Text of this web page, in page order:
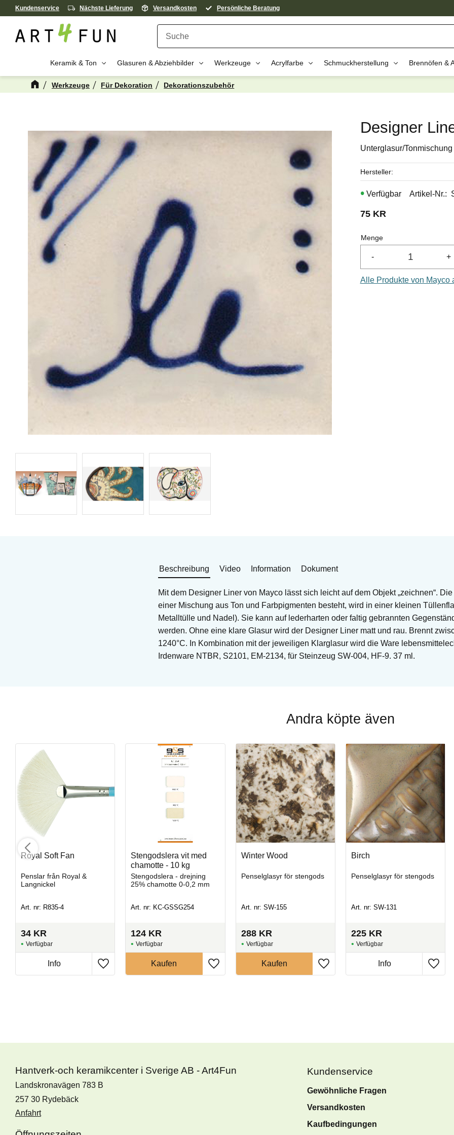
Kundenservice Nächste Lieferung Versandkosten Persönliche Beratung
Keramik & Ton Glasuren & Abziehbilder Werkzeuge Acrylfarbe Schmuckherstellung Brennöfen &
Werkzeuge Für Dekoration Dekorationszubehör
Mayco solfjäderpensel
Mjuk solfjäderpensel av gethår i hög kvalitet, perfekt för keramikmålning och andra målningstekniker.
Art. nr: CB604
Designer
Unterglasur/
75KR
Menge
+
-
Artikel-Nr.
Hersteller
Alle Produkte von Mayco
Beschreibung Video Information Dokument
Mit dem Designer Liner von Mayco lässt sich leicht auf dem Objekt „zeichnen“.
einer Mischung aus Ton und Farbpigmenten besteht, wird in einer kleinen
Metalltülle und Nadel). Sie kann auf lederharten oder faltig gebrannten
werden. Ohne eine klare Glasur wird der Designer Liner matt und rau. Brennt
1240°C. In Kombination mit der jeweiligen Klarglasur wird die Ware
Irdenware NTBR, S2101, EM-2134, für Steinzeug SW-004, HF-9. 37 ml.
Andra köpte även
Royal Soft Fan
Penslar från Royal &
Langnickel
Art. nr: R835-4
34 KR
Stengodslera vit med
chamotte - 10 kg
Stengodslera - drejning
25% chamotte 0-0,2 mm
Art. nr: KC-GSSG254
124 KR
Winter Wood
Penselglasyr för stengods
Art. nr: SW-155
288 KR
Birch
Penselglasyr för stengods
Art. nr: SW-131
225 KR
Hantverk-och keramikcenter i Sverige AB - Art4Fun
Landskronavägen 783 B
257 30 Rydebäck
Anfahrt
Kundenservice
Gewöhnliche Fragen
Versandkosten
Kaufbedingungen